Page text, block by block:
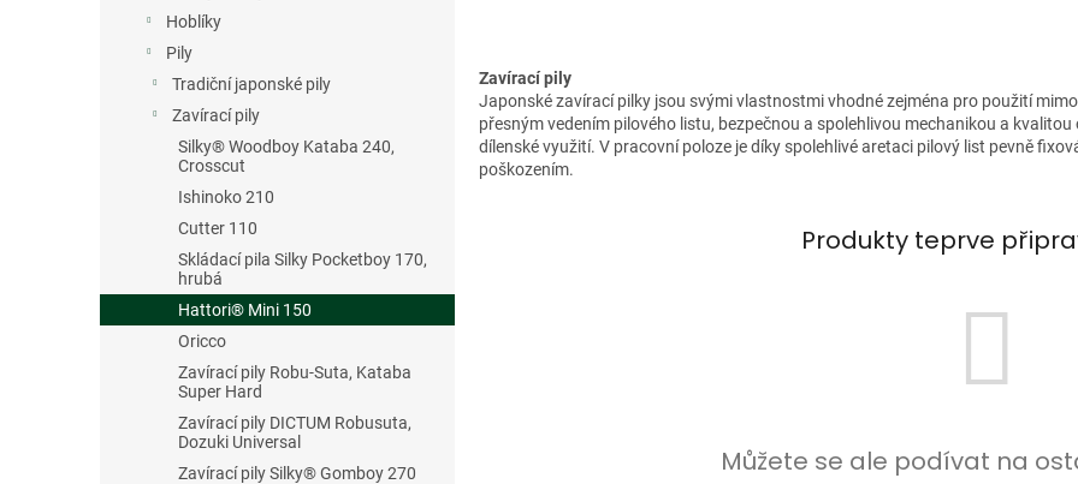
Hoblíky
Pily
Tradiční japonské pily
Zavírací pily
Silky® Woodboy Kataba 240,
Crosscut
Ishinoko 210
Cutter 110
Skládací pila Silky Pocketboy 170,
hrubá
Hattori® Mini 150
Oricco
Zavírací pily Robu-Suta, Kataba
Super Hard
Zavírací pily DICTUM Robusuta,
Dozuki Universal
Zavírací pily Silky® Gomboy 270
Zavírací pily
Japonské zavírací pilky jsou svými vlastnostmi vhodné zejména pro použití
přesným vedením pilového listu, bezpečnou a spolehlivou mechanikou a
dílenské využití. V pracovní poloze je díky spolehlivé aretaci pilový list pevně
poškozením.
Produkty teprve
Můžete se ale podívat na